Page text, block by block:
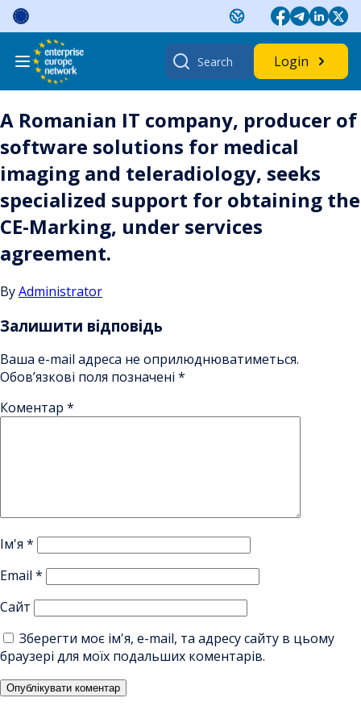
Skip
content
Search
for:
Login
A Romanian IT company, producer of
software solutions for medical
imaging and teleradiology, seeks
specialized support for obtaining the
CE-Marking, under services
agreement.
ByAdministrator
Залишити відповідь
Ваша e-mail адреса не оприлюднюватиметься.
Обов’язкові поля позначені *
Коментар *
Ім'я *
Email *
Сайт
Зберегти моє ім'я, e-mail, та адресу сайту в цьому
браузері для моїх подальших коментарів.